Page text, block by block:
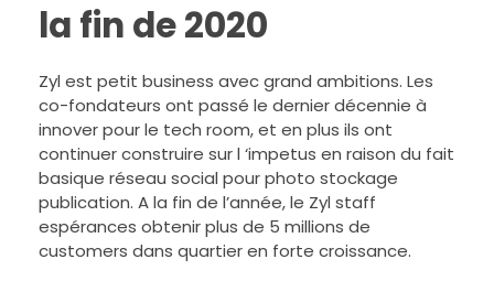
la fin de 2020
Zyl est petit business avec grand ambitions. Les
co-fondateurs ont passé le dernier décennie à
innover pour le tech room, et en plus ils ont
continuer construire sur l ‘impetus en raison du fait
basique réseau social pour photo stockage
publication. A la fin de l’année, le Zyl staff
espérances obtenir plus de 5 millions de
customers dans quartier en forte croissance.